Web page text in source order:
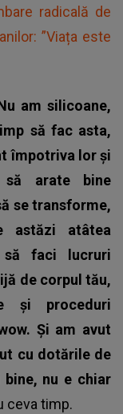
radicală de
”Viața este
am silicoane,
să fac asta,
împotriva lor și
să arate bine
se transforme,
atâtea
faci lucruri
de corpul tău,
și proceduri
Și am avut
cu dotările de
nu e chiar
ceva timp.